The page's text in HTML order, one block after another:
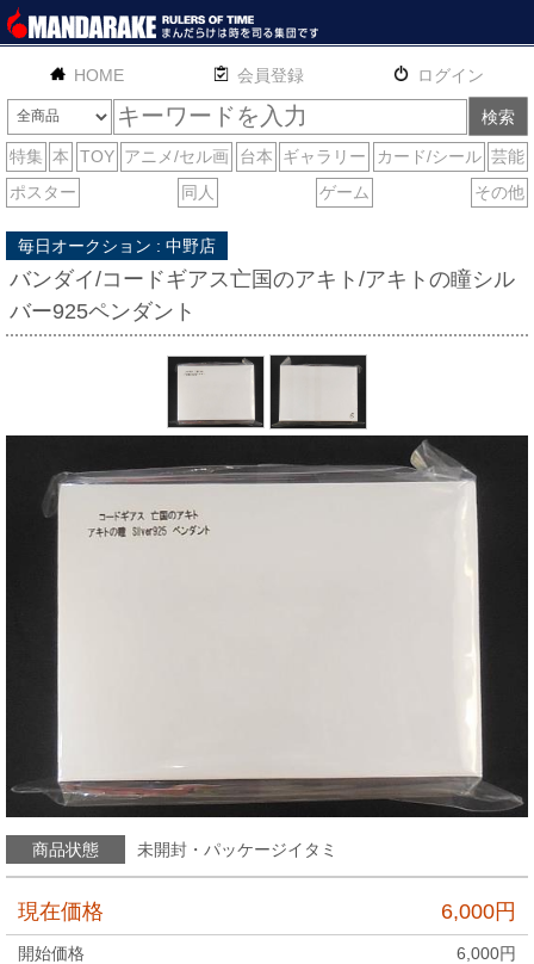
HOME English 通販 サイトマップ お問い合わせ
毎日オークション : 中野店
バンダイ/コードギアス亡国のアキト/アキトの瞳シル
バー925ペンダント
商品状態 未開封・パッケージイタミ
現在価格 6,000円
開始価格 6,000円